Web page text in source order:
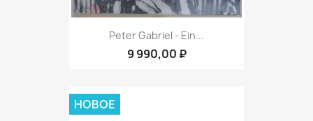
Peter Gabriel ‎- Ein...
9 990,00 ₽
НОВОЕ